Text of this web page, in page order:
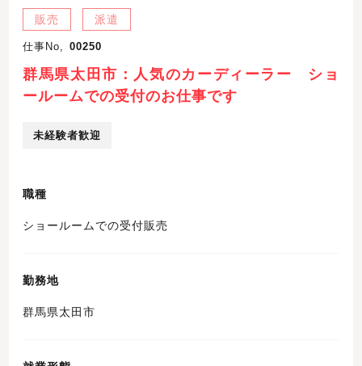
販売 派遣
仕事No, 00250
群馬県太田市：人気のカーディーラー ショ
ールームでの受付のお仕事です
未経験者歓迎
職種
ショールームでの受付販売
勤務地
群馬県太田市